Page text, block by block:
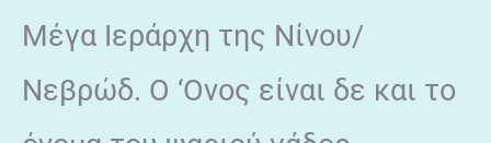
Μέγα Ιεράρχη της Νίνου/
Νεβρώδ. Ο ‘Ονος είναι δε και το